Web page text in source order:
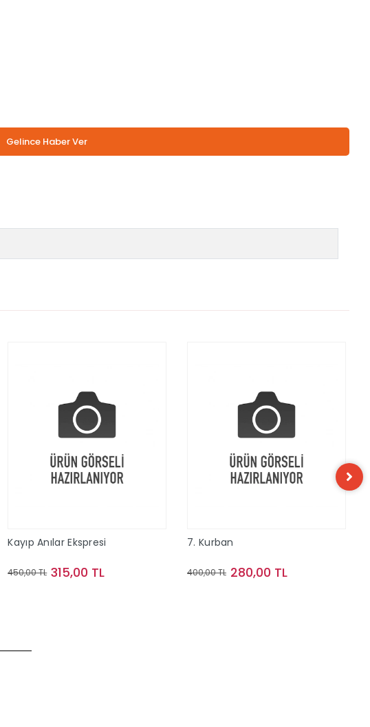
Gelince Haber Ver
Kayıp Anılar Ekspresi
450,00 TL 315,00 TL
7. Kurban
400,00 TL 280,00 TL